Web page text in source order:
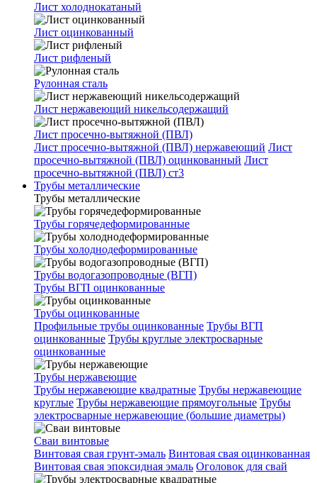
Лист холоднокатаный
Лист оцинкованный
Лист рифленый
Рулонная сталь
Лист нержавеющий никельсодержащий
Лист просечно-вытяжной (ПВЛ)
Лист просечно-вытяжной (ПВЛ) нержавеющий Лист
просечно-вытяжной (ПВЛ) оцинкованный Лист
просечно-вытяжной (ПВЛ) ст3
Трубы металлические
Трубы металлические
Трубы горячедеформированные
Трубы холоднодеформированные
Трубы водогазопроводные (ВГП)
Трубы ВГП оцинкованные
Трубы оцинкованные
Профильные трубы оцинкованные Трубы ВГП
оцинкованные Трубы круглые электросварные
оцинкованные
Трубы нержавеющие
Трубы нержавеющие квадратные Трубы нержавеющие
круглые Трубы нержавеющие прямоугольные Трубы
электросварные нержавеющие (большие диаметры)
Сваи винтовые
Винтовая свая грунт-эмаль Винтовая свая оцинкованная
Винтовая свая эпоксидная эмаль Оголовок для свай